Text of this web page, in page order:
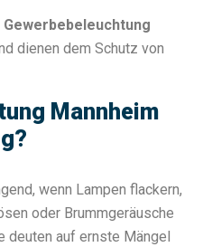
Gewerbebeleuchtung
dienen dem Schutz von
Mannheim
wenn Lampen flackern,
oder Brummgeräusche
deuten auf ernste Mängel